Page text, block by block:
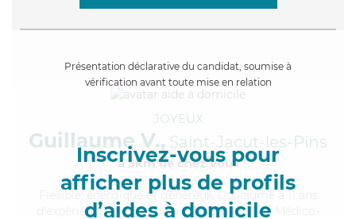
Présentation déclarative du candidat, soumise à
vérification avant toute mise en relation
Inscrivez-vous pour
afficher plus de profils
d’aides à domicile
JOYEUX
Guillaume V., Saint-Jacut-les-Pins
à 5km de chez Vous
, énergique et généreux, Guillaume a 11 ans
d'expérience et possède un diplôme d'Aide Médico-